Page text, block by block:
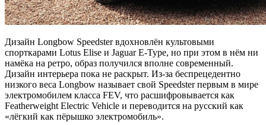
Дизайн Longbow Speedster вдохновлён культовыми
спорткарами Lotus Elise и Jaguar E-Type, но при этом в нём ни
намёка на ретро, образ получился вполне современный.
Дизайн интерьера пока не раскрыт. Из-за беспрецедентно
низкого веса Longbow называет свой Speedster первым в мире
электромобилем класса FEV, что расшифровывается как
Featherweight Electric Vehicle и переводится на русский как
«лёгкий как пёрышко электромобиль».